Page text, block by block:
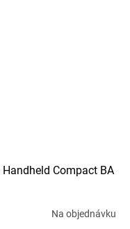
Compact BA
Na objednávku